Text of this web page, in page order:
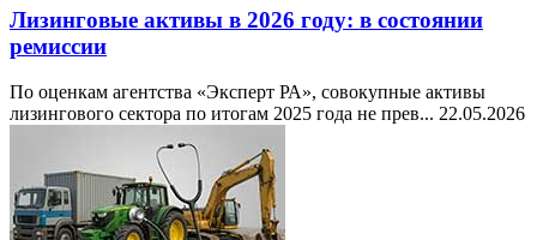
Лизинговые активы в 2026 году: в состоянии
ремиссии
По оценкам агентства «Эксперт РА», совокупные активы
лизингового сектора по итогам 2025 года не прев... 22.05.2026